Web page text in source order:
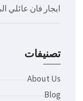
ايجار فان عائلي
تصنيفات
About Us
Blog